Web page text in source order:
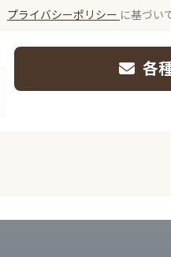
プライバシーポリシー に基づい
各